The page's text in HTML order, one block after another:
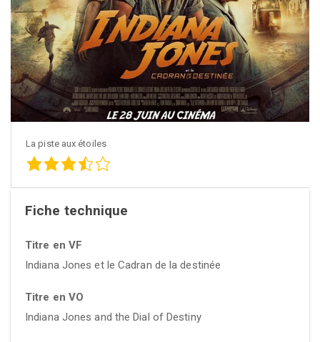
La piste aux étoiles
Fiche technique
Titre en VF
Indiana Jones et le Cadran de la destinée
Titre en VO
Indiana Jones and the Dial of Destiny